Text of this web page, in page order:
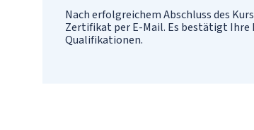
Nach erfolgreichem Abschluss des
Zertifikat per E-Mail. Es bestätigt Ihre
Qualifikationen.